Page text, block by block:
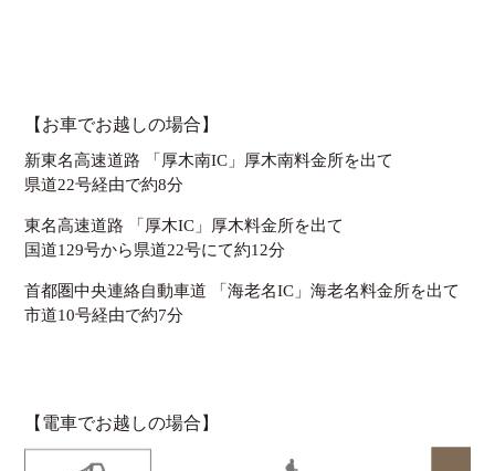
【お車でお越しの場合】
新東名高速道路 「厚木南IC」厚木南料金所を出て
県道22号経由で約8分
東名高速道路 「厚木IC」厚木料金所を出て
国道129号から県道22号にて約12分
首都圏中央連絡自動車道 「海老名IC」海老名料金所を出て
市道10号経由で約7分
【電車でお越しの場合】